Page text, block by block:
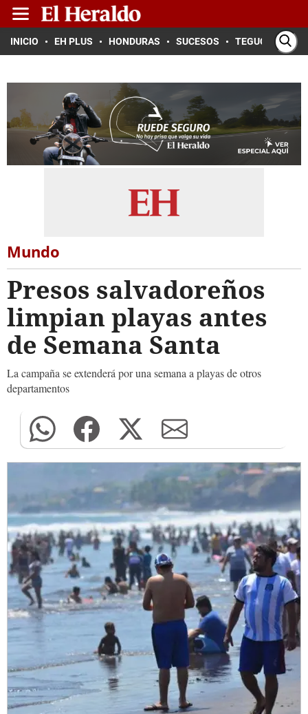
INICIO EH PLUS HONDURAS SUCESOS TEGUCIGALPA
Mundo
Presos salvadoreños
limpian playas antes
de Semana Santa
La campaña se extenderá por una semana a playas de otros
departamentos